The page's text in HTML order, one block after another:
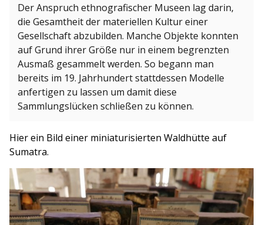
Der Anspruch ethnografischer Museen lag darin,
die Gesamtheit der materiellen Kultur einer
Gesellschaft abzubilden. Manche Objekte konnten
auf Grund ihrer Größe nur in einem begrenzten
Ausmaß gesammelt werden. So begann man
bereits im 19. Jahrhundert stattdessen Modelle
anfertigen zu lassen um damit diese
Sammlungslücken schließen zu können.
Hier ein Bild einer miniaturisierten Waldhütte auf
Sumatra.